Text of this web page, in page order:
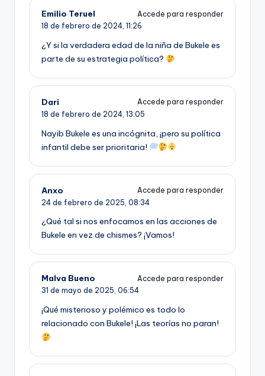
Emilio Teruel
Accede para responder
18 de febrero de 2024, 11:26
¿Y si la verdadera edad de la niña de Bukele es
parte de su estrategia política?
Dari
Accede para responder
18 de febrero de 2024, 13:05
Nayib Bukele es una incógnita, ¡pero su política
infantil debe ser prioritaria!
Anxo
Accede para responder
24 de febrero de 2025, 08:34
¿Qué tal si nos enfocamos en las acciones de
Bukele en vez de chismes? ¡Vamos!
Malva Bueno
Accede para responder
31 de mayo de 2025, 06:54
¡Qué misterioso y polémico es todo lo
relacionado con Bukele! ¡Las teorías no paran!